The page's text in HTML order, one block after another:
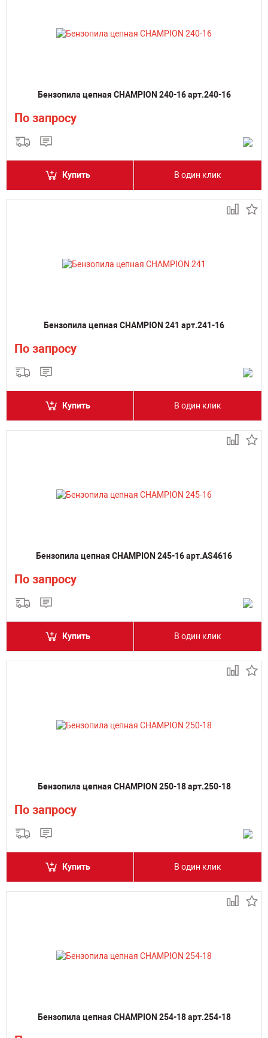
Бензопила цепная CHAMPION 240-16 арт.240-16
По запросу
Купить В один клик
Бензопила цепная CHAMPION 241 арт.241-16
По запросу
Купить В один клик
Бензопила цепная CHAMPION 245-16 арт.AS4616
По запросу
Купить В один клик
Бензопила цепная CHAMPION 250-18 арт.250-18
По запросу
Купить В один клик
Бензопила цепная CHAMPION 254-18 арт.254-18